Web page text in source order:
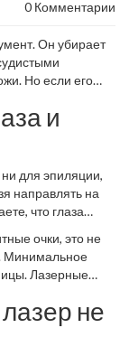
0 Комментарии
Он убирает
Но если его
- и всё». У него
где его
и
для эпиляции,
направлять на
что глаза
опасность -
часть зрения
в зоне «гусиных
очки, это не
Минимальное
Лазерные
слишком
устройства.
сразу
не